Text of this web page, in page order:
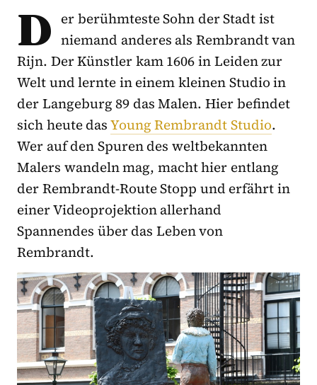
D er berühmteste Sohn der Stadt ist
niemand anderes als Rembrandt van
Rijn. Der Künstler kam 1606 in Leiden zur
Welt und lernte in einem kleinen Studio in
der Langeburg 89 das Malen. Hier befindet
sich heute dasYoung Rembrandt Studio.
Wer auf den Spuren des weltbekannten
Malers wandeln mag, macht hier entlang
der Rembrandt-Route Stopp und erfährt in
einer Videoprojektion allerhand
Spannendes über das Leben von
Rembrandt.